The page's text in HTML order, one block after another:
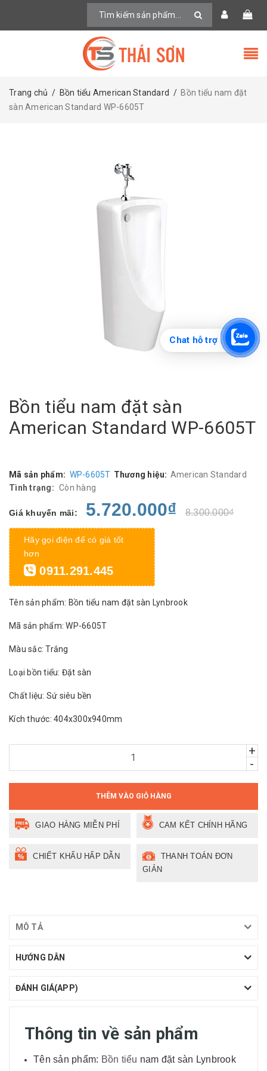
Trang chủ / Bồn tiểu American Standard / Bồn tiểu nam đặt
sàn American Standard WP-6605T
Bồn tiểu nam đặt sàn
American Standard WP-6605T
Mã sản phẩm: WP-6605T Thương hiệu: American Standard
Tình trạng: Còn hàng
Giá khuyến mãi: 5.720.000₫ 8.300.000₫
Hãy gọi điện để có giá tốt
hơn
0911.291.445
Tên sản phẩm: Bồn tiểu nam đặt sàn Lynbrook
Mã sản phẩm: WP-6605T
Màu sắc: Trắng
Loại bồn tiểu: Đặt sàn
Chất liệu: Sứ siêu bền
Kích thước: 404x300x940mm
+
-
THÊM VÀO GIỎ HÀNG
GIAO HÀNG MIỄN PHÍ CAM KẾT CHÍNH HÃNG
CHIẾT KHẤU HẤP DẪN
THANH TOÁN ĐƠN
GIẢN
MÔ TẢ
HƯỚNG DẪN
ĐÁNH GIÁ(APP)
Thông tin về sản phẩm
Tên sản phẩm: Bồn tiểu nam đặt sàn Lynbrook
Chat hỗ trợ